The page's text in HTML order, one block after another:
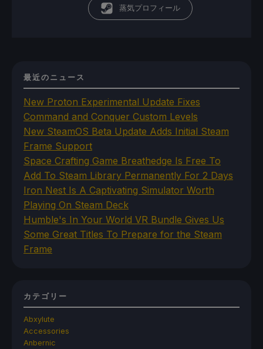
蒸気プロフィール
最近のニュース
New Proton Experimental Update Fixes
Command and Conquer Custom Levels
New SteamOS Beta Update Adds Initial Steam
Frame Support
Space Crafting Game Breathedge Is Free To
Add To Steam Library Permanently For 2 Days
Iron Nest Is A Captivating Simulator Worth
Playing On Steam Deck
Humble's In Your World VR Bundle Gives Us
Some Great Titles To Prepare for the Steam
Frame
カテゴリー
Abxylute
Accessories
Anbernic